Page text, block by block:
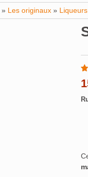
» Les originaux »
6